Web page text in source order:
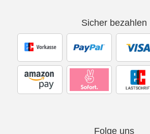
Sicher bezahlen
Folge uns